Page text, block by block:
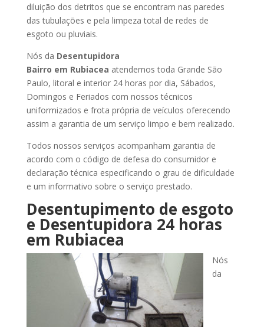
diluição dos detritos que se encontram nas paredes
das tubulações e pela limpeza total de redes de
esgoto ou pluviais.
Nós da Desentupidora
Bairro em Rubiacea atendemos toda Grande São
Paulo, litoral e interior 24 horas por dia, Sábados,
Domingos e Feriados com nossos técnicos
uniformizados e frota própria de veículos oferecendo
assim a garantia de um serviço limpo e bem realizado.
Todos nossos serviços acompanham garantia de
acordo com o código de defesa do consumidor e
declaração técnica especificando o grau de dificuldade
e um informativo sobre o serviço prestado.
Desentupimento de esgoto
e Desentupidora 24 horas
em Rubiacea
Nós
da